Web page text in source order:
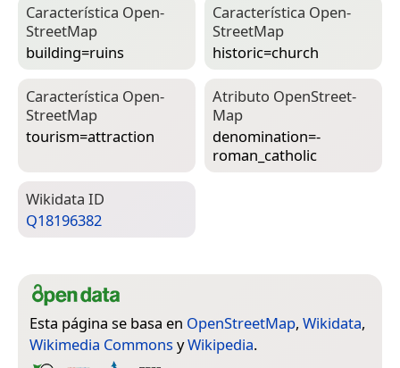
Característica Open­
Street­Map
building=­ruins
Característica Open­
Street­Map
historic=­church
Característica Open­
Street­Map
tourism=­attraction
Atributo Open­Street­
Map
denomination=­
roman_catholic
Wiki­data ID
Q18196382
Esta página se basa en OpenStreetMap, Wikidata,
Wikimedia Commons yWikipedia.